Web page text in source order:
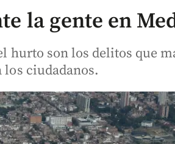
la gente en
hurto son los delitos que
los ciudadanos.